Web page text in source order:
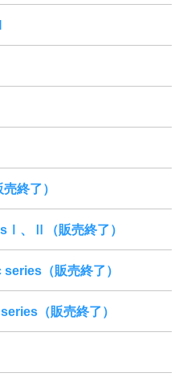
終了）
、Ⅱ（販売終了）
（販売終了）
（販売終了）